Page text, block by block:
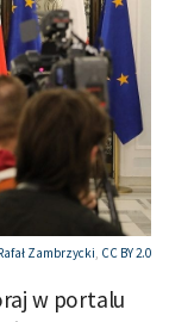
Zambrzycki, CC BY 2.0
w portalu